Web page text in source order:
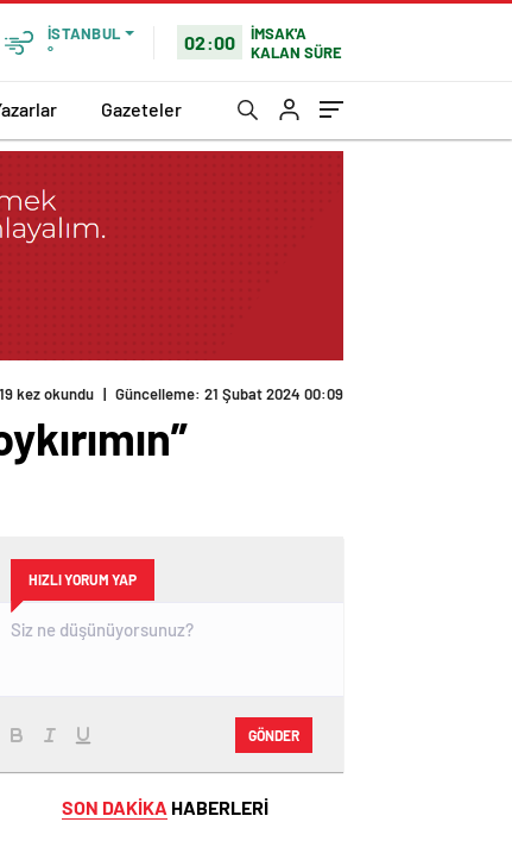
İSTANBUL
°
02:00
İMSAK'A
KALAN SÜRE
Gazeteler
HIZLI YORUM YAP
GÖNDER
SON DAKİKA HABERLERİ